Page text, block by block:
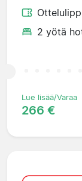
2 yötä
Lue lisää/Varaa
266 €